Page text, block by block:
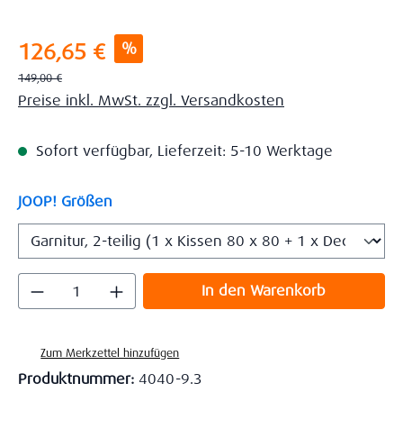
Verkaufspreis:
126,65 € %
Regulärer Preis:
149,00 €
Preise inkl. MwSt. zzgl. Versandkosten
Sofort verfügbar, Lieferzeit: 5-10 Werktage
JOOP! Größen
Produkt Anzahl: Gib den gewünschten
In den Warenkorb
Zum Merkzettel hinzufügen
Produktnummer: 4040-9.3